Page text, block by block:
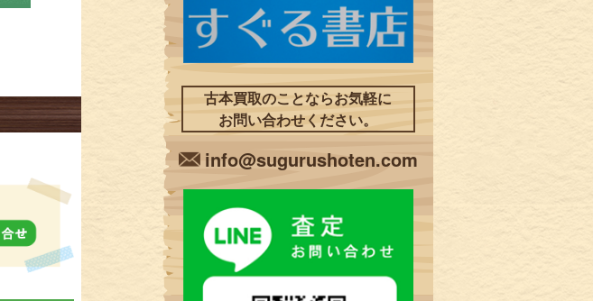
古本買取のことならお気軽に
お問い合わせください。
info@sugurushoten.com